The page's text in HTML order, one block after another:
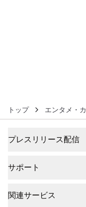
トップ エンタメ・
プレスリリース配信
サポート
関連サービス